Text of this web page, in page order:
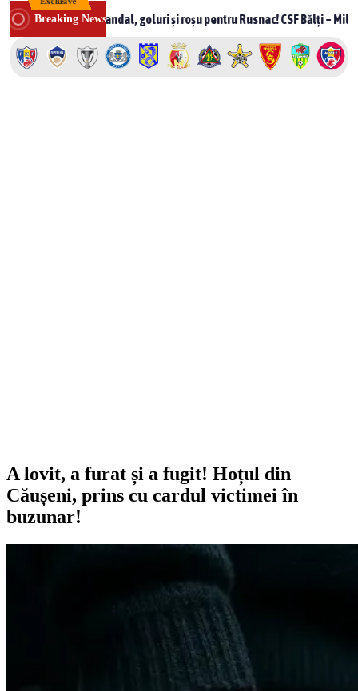
Skip
to
content
Breaking News
Scandal, goluri și roșu pentru Rusnac! CSF Bălți – Milsami 2-1,
A lovit, a furat și a fugit! Hoțul din
Căușeni, prins cu cardul victimei în
buzunar!